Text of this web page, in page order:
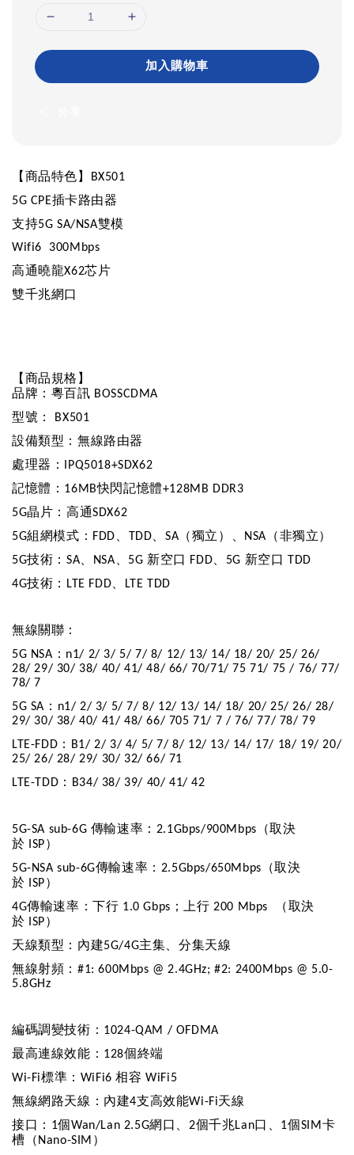
加入購物車
【商品特色】
BX501
5G CPE插卡路由器
支持5G SA/NSA雙模
Wifi6 300Mbps
高通曉龍X62芯片
雙千兆網口
【商品規格】
品牌：粵百訊 BOSSCDMA
型號： BX501
設備類型：無線路由器
處理器：
IPQ5018+SDX62
記憶體： 16MB快閃記憶體+128MB DDR3
5G晶片：高通SDX62
5G組網模式： FDD TDD 、SA （獨立）、 NSA （非獨立）
5G技術：SA NSA 5G 新空口 FDD 5G 新空口 TDD
4G技術： LTE FDD LTE TDD
無線關聯：
5G NSA ： n1/ 2/ 3/ 5/ 7/ 8/ 12/ 13/ 14/ 18/ 20/ 25/ 26/
28/ 29/ 30/ 38/ 40/ 41/ 48/ 66/ 70/71/ 75 71/ 75 / 76/ 77/
78/ 7
5G SA ： n1/ 2/ 3/ 5/ 7/ 8/ 12/ 13/ 14/ 18/ 20/ 25/ 26/ 28/
29/ 30/ 38/ 40/ 41/ 48/ 66/ 705 71/ 7 / 76/ 77/ 78/ 79
LTE-FDD ：
B1/ 2/ 3/ 4/ 5/ 7/ 8/ 12/ 13/ 14/ 17/ 18/ 19/ 20/
25/ 26/ 28/ 29/ 30/ 32/ 66/ 71
LTE-TDD ： B34/ 38/ 39/ 40/ 41/ 42
5G-SA sub-6G 傳輸速率： 2.1Gbps/900Mbps （取決
於 ISP）
5G-NSA sub-6G傳輸速率： 2.5Gbps/650Mbps （取決
於 ISP）
4G傳輸速率：下行 1.0 Gbps ；上行 200 Mbps
（取決
於 ISP）
天線類型：內建5G/4G主集、分集天線
無線射頻： #1: 600Mbps @ 2.4GHz; #2: 2400Mbps @ 5.0-
5.8GHz
編碼調變技術： 1024-QAM / OFDMA
最高連線效能： 128個終端
Wi-Fi標準： WiFi6相容 WiFi5
無線網路天線：內建4支高效能Wi-Fi天線
接口： 1個Wan/Lan 2.5G網口、 2個千兆Lan口、 1個SIM卡
槽（ Nano-SIM ）